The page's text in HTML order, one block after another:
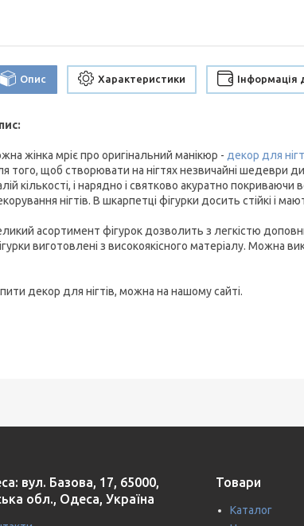
Опис Характеристики Інформація
жінка мріє про оригінальний манікюр - декор для
того, щоб створювати на нігтях незвичайні шедеври
кількості, і нарядно і святково акуратно
нігтів. В шкарпетці фігурки досить стійкі і
асортимент фігурок дозволить з легкістю
виготовлені з високоякісного матеріалу. Можна
декор для нігтів, можна на нашому сайті.
вул. Базова, 17, 65000,
обл., Одеса, Україна
Товари
Каталог